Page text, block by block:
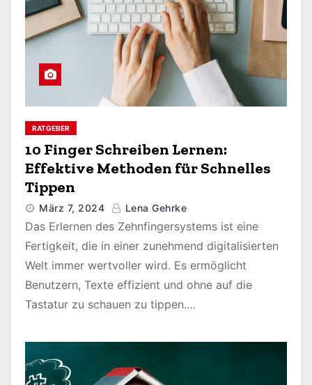
RATGEBER
10 Finger Schreiben Lernen:
Effektive Methoden für Schnelles
Tippen
März 7, 2024 Lena Gehrke
Das Erlernen des Zehnfingersystems ist eine
Fertigkeit, die in einer zunehmend digitalisierten
Welt immer wertvoller wird. Es ermöglicht
Benutzern, Texte effizient und ohne auf die
Tastatur zu schauen zu tippen.…